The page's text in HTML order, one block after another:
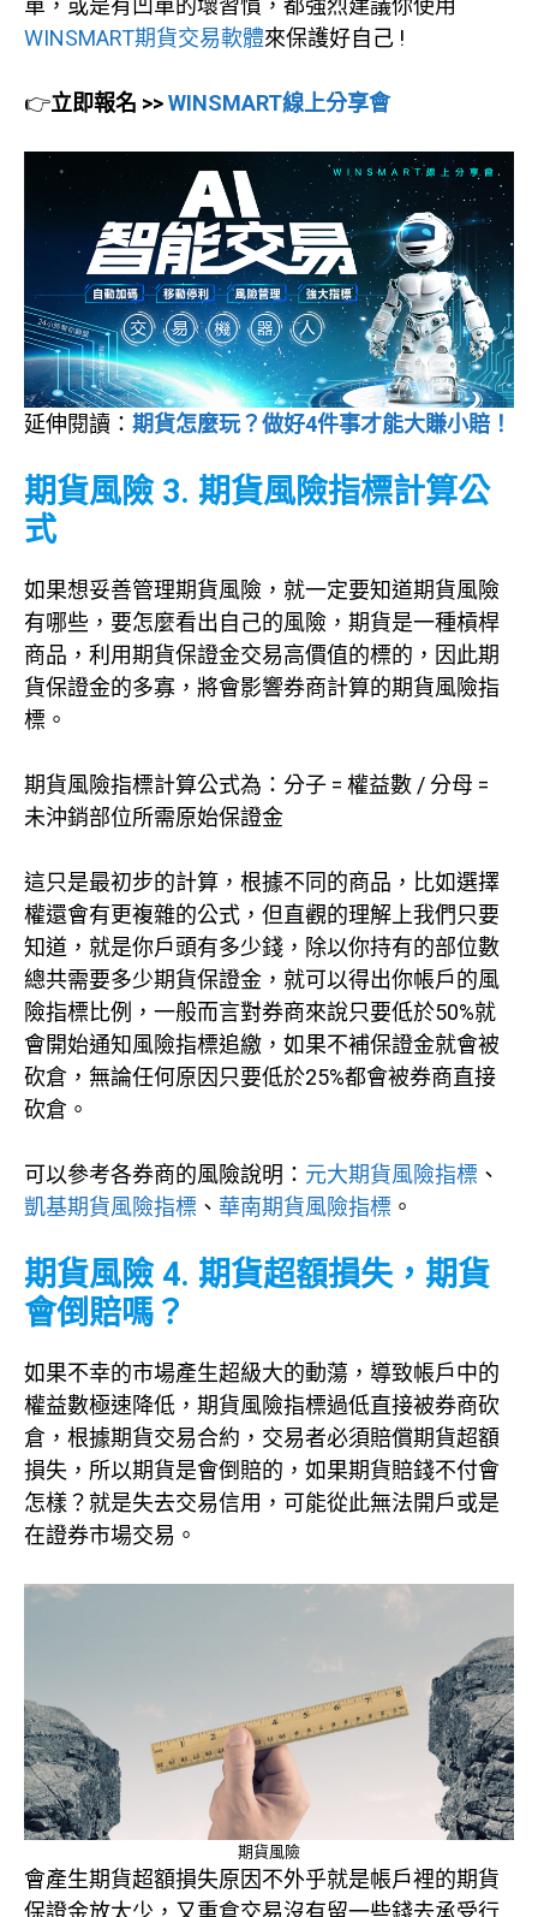
單，或是有凹單的壞習慣，都強烈建議你使用
WINSMART期貨交易軟體來保護好自己 !
👉立即報名 >>WINSMART線上分享會
延伸閱讀： 期貨怎麼玩？做好4件事才能大賺小賠！
期貨風險 3. 期貨風險指標計算公
式
如果想妥善管理期貨風險，就一定要知道期貨風險
有哪些，要怎麼看出自己的風險，期貨是一種槓桿
商品，利用期貨保證金交易高價值的標的，因此期
貨保證金的多寡，將會影響券商計算的期貨風險指
標。
期貨風險指標計算公式為：分子 = 權益數 / 分母 =
未沖銷部位所需原始保證金
這只是最初步的計算，根據不同的商品，比如選擇
權還會有更複雜的公式，但直觀的理解上我們只要
知道，就是你戶頭有多少錢，除以你持有的部位數
總共需要多少期貨保證金，就可以得出你帳戶的風
險指標比例，一般而言對券商來說只要低於50%就
會開始通知風險指標追繳，如果不補保證金就會被
砍倉，無論任何原因只要低於25%都會被券商直接
砍倉。
可以參考各券商的風險說明： 元大期貨風險指標 、
凱基期貨風險指標 、 華南期貨風險指標 。
期貨風險 4. 期貨超額損失，期貨
會倒賠嗎？
如果不幸的市場產生超級大的動蕩，導致帳戶中的
權益數極速降低，期貨風險指標過低直接被券商砍
倉，根據期貨交易合約，交易者必須賠償期貨超額
損失，所以期貨是會倒賠的，如果期貨賠錢不付會
怎樣？就是失去交易信用，可能從此無法開戶或是
在證券市場交易。
期貨風險
會產生期貨超額損失原因不外乎就是帳戶裡的期貨